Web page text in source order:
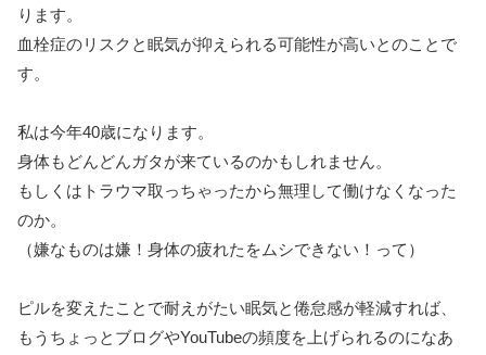
ります。
血栓症のリスクと眠気が抑えられる可能性が高いとのことで
す。
私は今年40歳になります。
身体もどんどんガタが来ているのかもしれません。
もしくはトラウマ取っちゃったから無理して働けなくなった
のか。
（嫌なものは嫌！身体の疲れたをムシできない！って）
ピルを変えたことで耐えがたい眠気と倦怠感が軽減すれば、
もうちょっとブログやYouTubeの頻度を上げられるのになあ